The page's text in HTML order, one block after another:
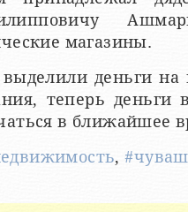
магазины.
деньги на
теперь деньги
в ближайшее
,